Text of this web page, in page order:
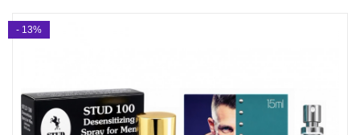
- 13%